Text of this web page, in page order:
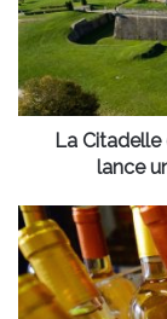
lance
un
appel
aux
dons
parfum
pour
financer
sa
La
lance
Les
vins
de
Sauternes